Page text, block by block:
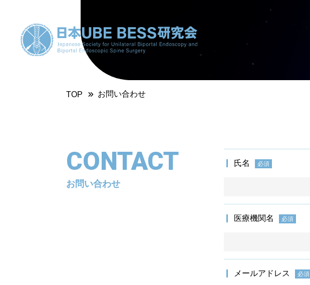
TOP お問い合わせ
CONTACT
お問い合わせ
氏名 必須
医療機関名 必須
メールアドレス 必須